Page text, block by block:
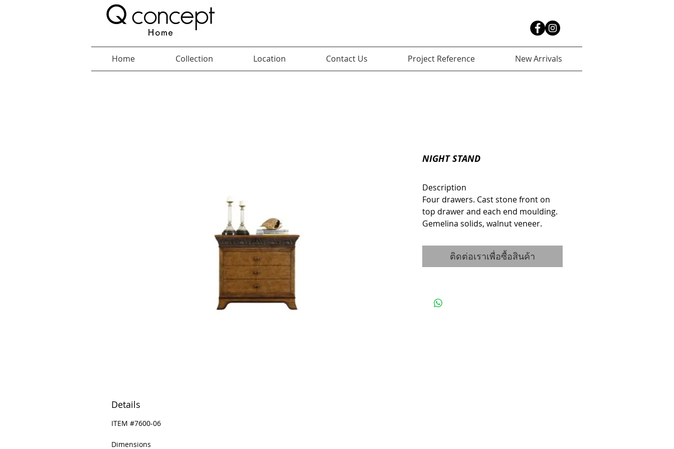
Home Collection Location Contact Us Project Reference New Arrivals
NIGHT STAND
Description
Four drawers. Cast stone front on
top drawer and each end moulding.
Gemelina solids, walnut veneer.
ติดต่อเราเพื่อซื้อสินค้า
Details
ITEM #7600-06
Dimensions